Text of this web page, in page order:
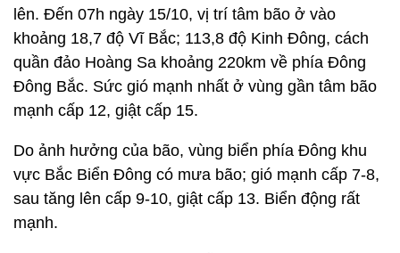
lên. Đến 07h ngày 15/10, vị trí tâm bão ở vào
khoảng 18,7 độ Vĩ Bắc; 113,8 độ Kinh Đông, cách
quần đảo Hoàng Sa khoảng 220km về phía Đông
Đông Bắc. Sức gió mạnh nhất ở vùng gần tâm bão
mạnh cấp 12, giật cấp 15.
Do ảnh hưởng của bão, vùng biển phía Đông khu
vực Bắc Biển Đông có mưa bão; gió mạnh cấp 7-8,
sau tăng lên cấp 9-10, giật cấp 13. Biển động rất
mạnh.